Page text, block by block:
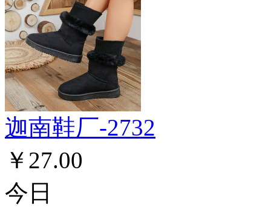
迦南鞋厂-2732
￥27.00
今日